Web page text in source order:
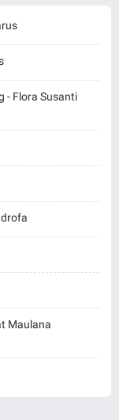
- Flora Susanti
Maulana